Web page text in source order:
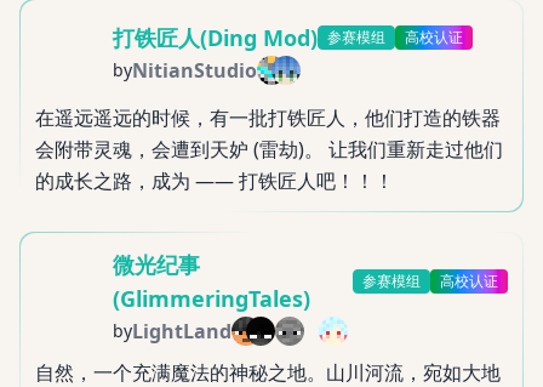
打铁匠人(Ding Mod) 参赛模组 高校认证
byNitianStudio
在遥远遥远的时候，有一批打铁匠人，他们打造的铁器
会附带灵魂，会遭到天妒 (雷劫)。 让我们重新走过他们
的成长之路，成为 —— 打铁匠人吧！！！
微光纪事
(GlimmeringTales)
参赛模组 高校认证
byLightLand
自然，一个充满魔法的神秘之地。山川河流，宛如大地